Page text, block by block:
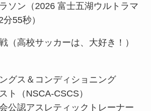
ン（2026 富士五湖ウルトラマ
55秒）
（高校サッカーは、大好き！）
グス＆コンディショニング
（NSCA-CSCS）
公認アスレティックトレーナー